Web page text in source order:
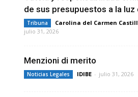
de sus presupuestos a la luz
Tribuna Carolina del Carmen
julio 31, 2026
Menzioni di merito
Noticias Legales IDIBE - julio 31, 2026